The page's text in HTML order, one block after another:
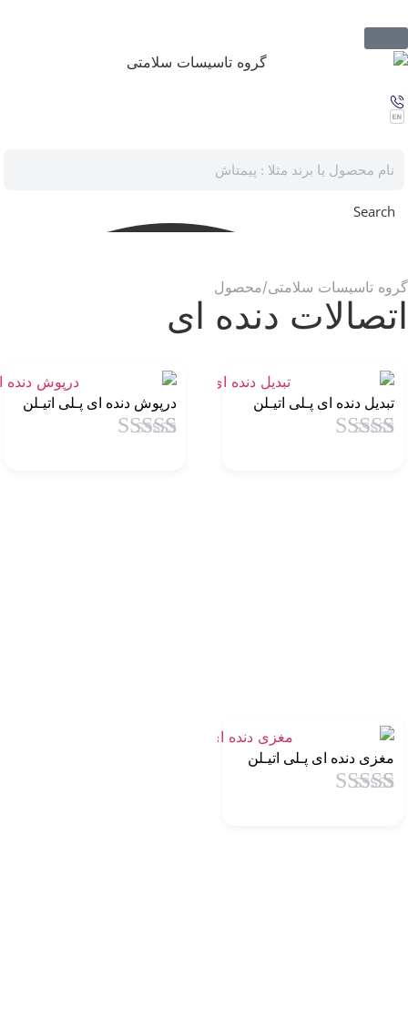
Search
گروه تاسیسات سلامتی محصول
اتصالات دنده ای
تبدیل دنده ای پـلی اتیـلن درپوش دنده ای پـلی اتیـلن
مغزی دنده ای پـلی اتیـلن